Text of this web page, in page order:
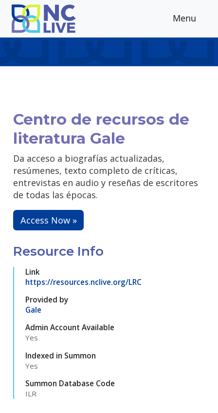
Skip to main content
Menu
Centro de recursos de
literatura Gale
Da acceso a biografías actualizadas,
resúmenes, texto completo de críticas,
entrevistas en audio y reseñas de escritores
de todas las épocas.
Access Now »
Resource Info
Link
https://resources.nclive.org/LRC
Provided by
Gale
Admin Account Available
Yes
Indexed in Summon
Yes
Summon Database Code
ILR